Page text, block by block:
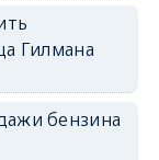
Гилмана
бензина